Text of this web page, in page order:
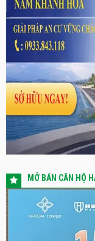
MỞ BÁN CĂN HỘ